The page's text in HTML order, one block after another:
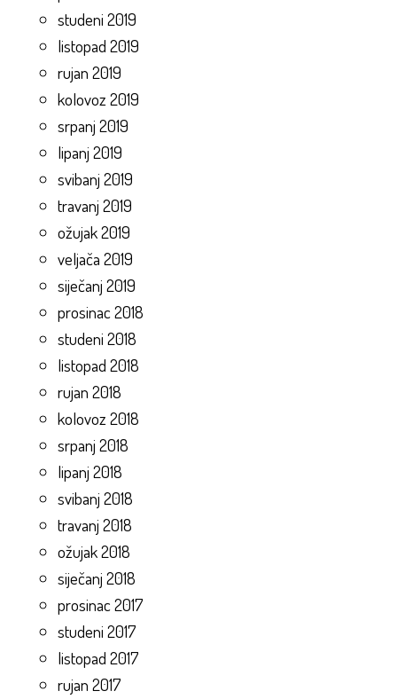
studeni 2019
listopad 2019
rujan 2019
kolovoz 2019
srpanj 2019
lipanj 2019
svibanj 2019
travanj 2019
ožujak 2019
veljača 2019
siječanj 2019
prosinac 2018
studeni 2018
listopad 2018
rujan 2018
kolovoz 2018
srpanj 2018
lipanj 2018
svibanj 2018
travanj 2018
ožujak 2018
siječanj 2018
prosinac 2017
studeni 2017
listopad 2017
rujan 2017